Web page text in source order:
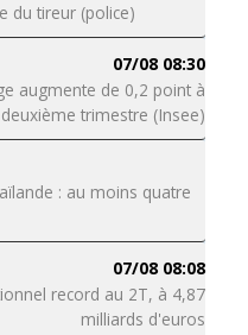
du tireur (police)
07/08 08:30
augmente de 0,2 point à
trimestre (Insee)
: au moins quatre
07/08 08:08
record au 2T, à 4,87
milliards d'euros